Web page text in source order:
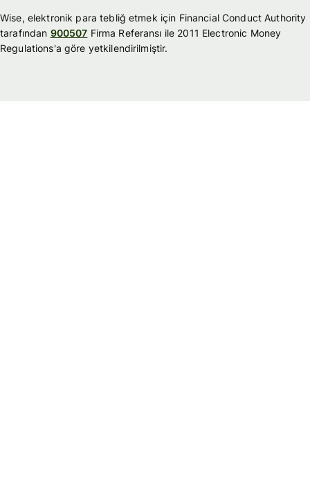
Wise, elektronik para tebliğ etmek için Financial Conduct Authority
tarafından 900507 Firma Referansı ile 2011 Electronic Money
Regulations'a göre yetkilendirilmiştir.